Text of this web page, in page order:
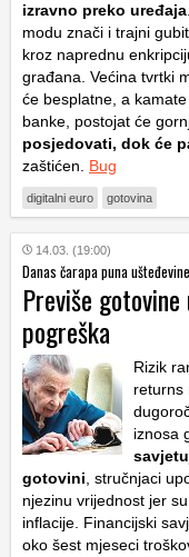
izravno preko uređaja
modu znači i trajni
kroz naprednu
građana. Većina tvrtki
će besplatne, a
banke, postojat će
posjedovati, dok će
zaštićen. Bug
digitalni euro gotovina
14.03. (19:00)
Danas čarapa puna
Previše
pogreška
Rizik
returns
iznosa
gotovini, stručnjaci
njezinu vrijednost jer
inflacije. Financijski
oko šest mjeseci